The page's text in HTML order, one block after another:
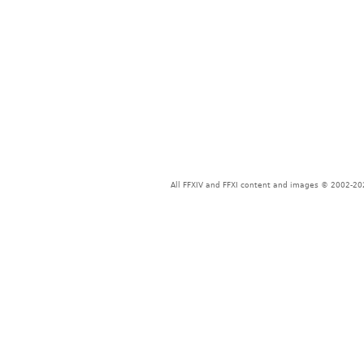
All FFXIV and FFXI content and images © 2002-